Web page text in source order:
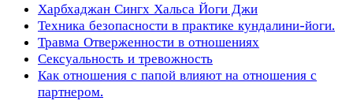
Харбхаджан Сингх Хальса Йоги Джи
Техника безопасности в практике кундалини-йоги.
Травма Отверженности в отношениях
Сексуальность и тревожность
Как отношения с папой влияют на отношения с
партнером.